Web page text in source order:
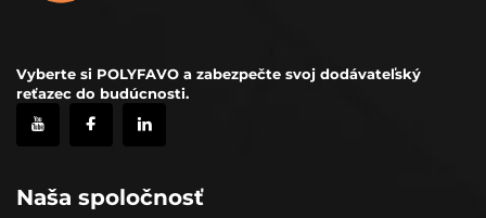
Vyberte si POLYFAVO a zabezpečte svoj dodávateľský
reťazec do budúcnosti.
Naša spoločnosť